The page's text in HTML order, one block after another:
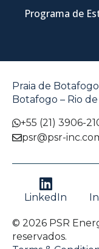
Programa de
Praia de
Botafogo – Rio de
+55 (21) 3906-
psr@psr-
LinkedIn
© 2026 PSR
reservados.